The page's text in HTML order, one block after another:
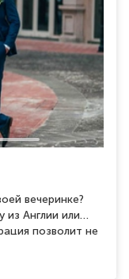
вечеринке?
из Англии или
позволит не
но и